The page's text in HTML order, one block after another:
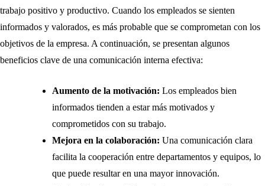
trabajo positivo y productivo. Cuando los empleados se sienten
informados y valorados, es más probable que se comprometan con los
objetivos de la empresa. A continuación, se presentan algunos
beneficios clave de una comunicación interna efectiva:
Aumento de la motivación: Los empleados bien
informados tienden a estar más motivados y
comprometidos con su trabajo.
Mejora en la colaboración: Una comunicación clara
facilita la cooperación entre departamentos y equipos, lo
que puede resultar en una mayor innovación.